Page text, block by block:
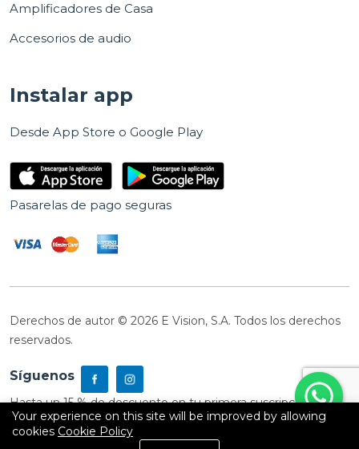
Amplificadores de Casa
Accesorios de audio
Instalar app
Desde App Store o Google Play
Pasarelas de pago seguras
Derechos de autor © 2026 E Vision, S.A. Todos los derechos
reservados.
Síguenos
Hasta un 15 % de descuento en tu primera suscripción
Your experience on this site will be improved by allowing
cookies Cookie Policy